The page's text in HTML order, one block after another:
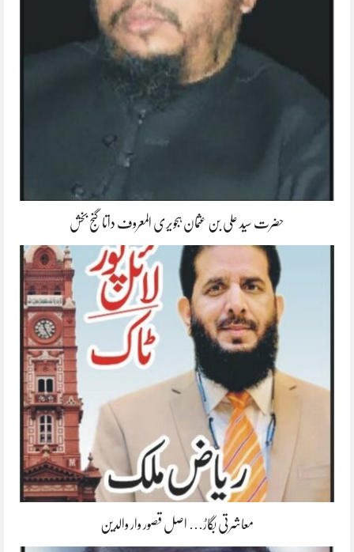
حضرت سید علی بن عثمان ہجویری المعروف داتا گنج بخش
معاشرتی بگاڑ… اصل قصور وار والدین